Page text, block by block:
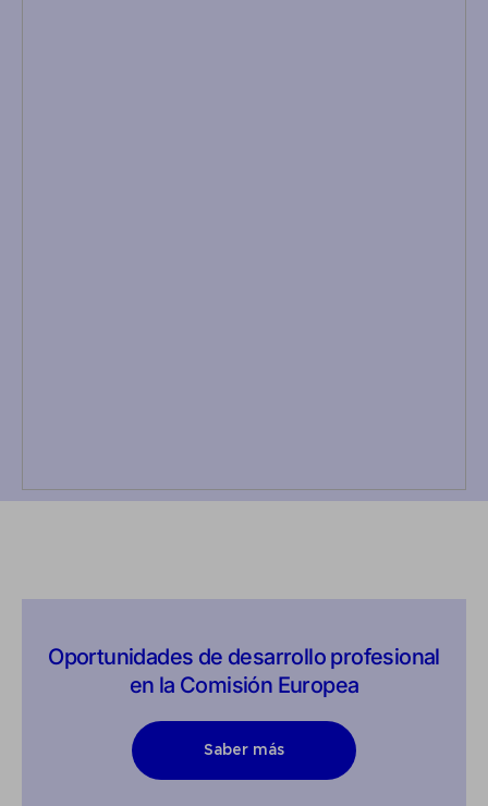
Oportunidades de desarrollo profesional
en la Comisión Europea
Saber más